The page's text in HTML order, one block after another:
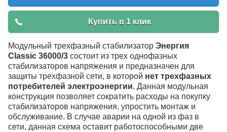
Купить в 1 клик
Модульный трехфазный стабилизатор Энергия
Classic 36000/3 состоит из трех однофазных
стабилизаторов напряжения и предназначен для
защиты трехфазной сети, в которой нет трехфазных
потребителей электроэнергии. Данная модульная
конструкция позволяет сократить расходы на покупку
стабилизаторов напряжения, упростить монтаж и
обслуживание. В случае аварии на одной из фаз в
сети, данная схема оставит работоспособными две